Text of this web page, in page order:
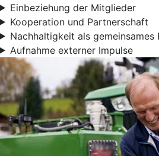
Einbeziehung der Mitglieder
Kooperation und Partnerschaft
Nachhaltigkeit als gemeinsames
Aufnahme externer Impulse